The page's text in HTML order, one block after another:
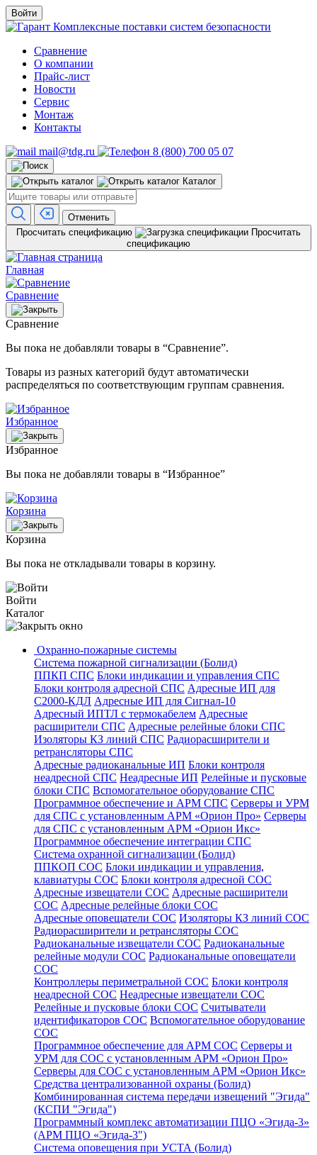
Войти
Комплексные поставки систем безопасности
Сравнение
О компании
Прайс-лист
Новости
Сервис
Монтаж
Контакты
mail@tdg.ru
8 (800) 700 05 07
Каталог
Отменить
Просчитать спецификацию
Просчитать
спецификацию
Главная
Сравнение
Сравнение
Вы пока не добавляли товары в “Сравнение”.
Товары из разных категорий будут автоматически
распределяться по соответствующим группам сравнения.
Избранное
Избранное
Вы пока не добавляли товары в “Избранное”
Корзина
Корзина
Вы пока не откладывали товары в корзину.
Войти
Каталог
Охранно-пожарные системы
Система пожарной сигнализации (Болид)
ППКП СПС Блоки индикации и управления СПС
Блоки контроля адресной СПС Адресные ИП для
С2000-КДЛ Адресные ИП для Сигнал-10
Адресный ИПТЛ с термокабелем Адресные
расширители СПС Адресные релейные блоки СПС
Изоляторы КЗ линий СПС Радиорасширители и
ретрансляторы СПС
Адресные радиоканальные ИП Блоки контроля
неадресной СПС Неадресные ИП Релейные и пусковые
блоки СПС Вспомогательное оборудование СПС
Программное обеспечение и АРМ СПС Серверы и УРМ
для СПС с установленным АРМ «Орион Про» Серверы
для СПС с установленным АРМ «Орион Икс»
Программное обеспечение интеграции СПС
Система охранной сигнализации (Болид)
ППКОП СОС Блоки индикации и управления,
клавиатуры СОС Блоки контроля адресной СОС
Адресные извещатели СОС Адресные расширители
СОС Адресные релейные блоки СОС
Адресные оповещатели СОС Изоляторы КЗ линий СОС
Радиорасширители и ретрансляторы СОС
Радиоканальные извещатели СОС Радиоканальные
релейные модули СОС Радиоканальные оповещатели
СОС
Контроллеры периметральной СОС Блоки контроля
неадресной СОС Неадресные извещатели СОС
Релейные и пусковые блоки СОС Считыватели
идентификаторов СОС Вспомогательное оборудование
СОС
Программное обеспечение для АРМ СОС Серверы и
УРМ для СОС с установленным АРМ «Орион Про»
Серверы для СОС с установленным АРМ «Орион Икс»
Средства централизованной охраны (Болид)
Комбинированная система передачи извещений "Эгида"
(КСПИ "Эгида")
Программный комплекс автоматизации ПЦО «Эгида-3»
(АРМ ПЦО «Эгида-3")
Система оповещения при УСТА (Болид)